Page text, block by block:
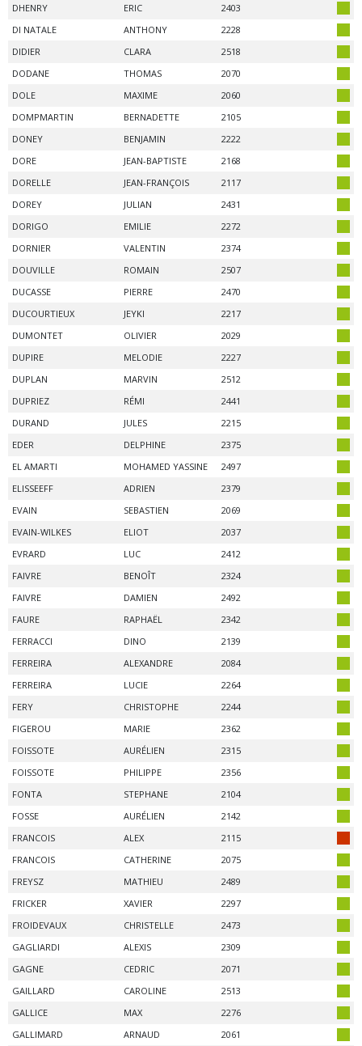
DHENRY
ERIC
2403
DI NATALE
ANTHONY
2228
DIDIER
CLARA
2518
DODANE
THOMAS
2070
DOLE
MAXIME
2060
DOMPMARTIN
BERNADETTE
2105
DONEY
BENJAMIN
2222
DORE
JEAN-BAPTISTE
2168
DORELLE
JEAN-FRANÇOIS
2117
DOREY
JULIAN
2431
DORIGO
EMILIE
2272
DORNIER
VALENTIN
2374
DOUVILLE
ROMAIN
2507
DUCASSE
PIERRE
2470
DUCOURTIEUX
JEYKI
2217
DUMONTET
OLIVIER
2029
DUPIRE
MELODIE
2227
DUPLAN
MARVIN
2512
DUPRIEZ
RÉMI
2441
DURAND
JULES
2215
EDER
DELPHINE
2375
EL AMARTI
MOHAMED YASSINE
2497
ELISSEEFF
ADRIEN
2379
EVAIN
SEBASTIEN
2069
EVAIN-WILKES
ELIOT
2037
EVRARD
LUC
2412
FAIVRE
BENOÎT
2324
FAIVRE
DAMIEN
2492
FAURE
RAPHAËL
2342
FERRACCI
DINO
2139
FERREIRA
ALEXANDRE
2084
FERREIRA
LUCIE
2264
FERY
CHRISTOPHE
2244
FIGEROU
MARIE
2362
FOISSOTE
AURÉLIEN
2315
FOISSOTE
PHILIPPE
2356
FONTA
STEPHANE
2104
FOSSE
AURÉLIEN
2142
FRANCOIS
ALEX
2115
FRANCOIS
CATHERINE
2075
FREYSZ
MATHIEU
2489
FRICKER
XAVIER
2297
FROIDEVAUX
CHRISTELLE
2473
GAGLIARDI
ALEXIS
2309
GAGNE
CEDRIC
2071
GAILLARD
CAROLINE
2513
GALLICE
MAX
2276
GALLIMARD
ARNAUD
2061